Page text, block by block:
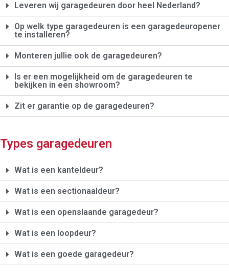
Leveren wij garagedeuren door heel Nederland?
Op welk type garagedeuren is een garagedeuropener
te installeren?
Monteren jullie ook de garagedeuren?
Is er een mogelijkheid om de garagedeuren te
bekijken in een showroom?
Zit er garantie op de garagedeuren?
Types garagedeuren
Wat is een kanteldeur?
Wat is een sectionaaldeur?
Wat is een openslaande garagedeur?
Wat is een loopdeur?
Wat is een goede garagedeur?